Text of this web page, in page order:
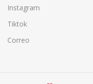
Instagram
Tiktok
Correo